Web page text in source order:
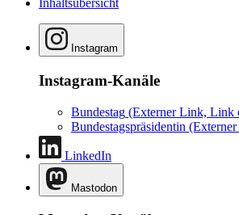
Inhaltsübersicht
Instagram
Instagram-Kanäle
Bundestag (Externer Link, Link
Bundestagspräsidentin
LinkedIn
Mastodon